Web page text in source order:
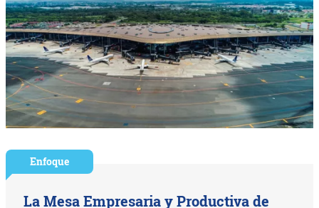
Enfoque
La Mesa Empresaria y Productiva de